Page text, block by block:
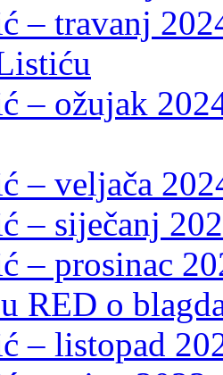
– travanj
– ožujak
– veljača
– siječanj
– prosinac
RED o
– listopad